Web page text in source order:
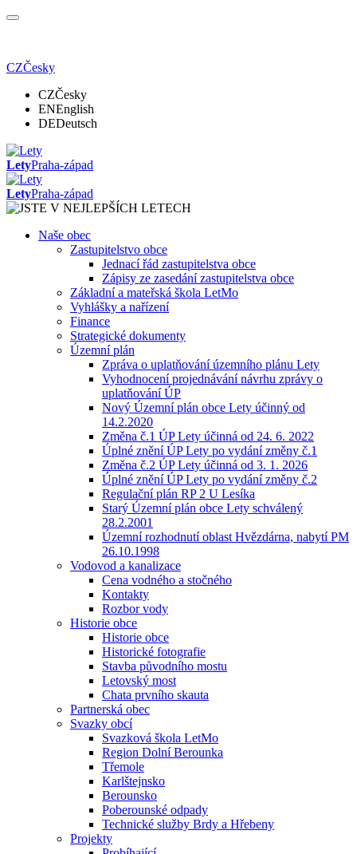
CZČesky
CZČesky
ENEnglish
DEDeutsch
LetyPraha-západ
LetyPraha-západ
Naše obec
Zastupitelstvo obce
Jednací řád zastupitelstva obce
Zápisy ze zasedání zastupitelstva obce
Základní a mateřská škola LetMo
Vyhlášky a nařízení
Finance
Strategické dokumenty
Územní plán
Zpráva o uplatňování územního plánu Lety
Vyhodnocení projednávání návrhu zprávy o
uplatňování ÚP
Nový Územní plán obce Lety účinný od
14.2.2020
Změna č.1 ÚP Lety účinná od 24. 6. 2022
Úplné znění ÚP Lety po vydání změny č.1
Změna č.2 ÚP Lety účinná od 3. 1. 2026
Úplné znění ÚP Lety po vydání změny č.2
Regulační plán RP 2 U Lesíka
Starý Územní plán obce Lety schválený
28.2.2001
Územní rozhodnutí oblast Hvězdárna, nabytí PM
26.10.1998
Vodovod a kanalizace
Cena vodného a stočného
Kontakty
Rozbor vody
Historie obce
Historie obce
Historické fotografie
Stavba původního mostu
Letovský most
Chata prvního skauta
Partnerská obec
Svazky obcí
Svazková škola LetMo
Region Dolní Berounka
Třemole
Karlštejnsko
Berounsko
Poberounské odpady
Technické služby Brdy a Hřebeny
Projekty